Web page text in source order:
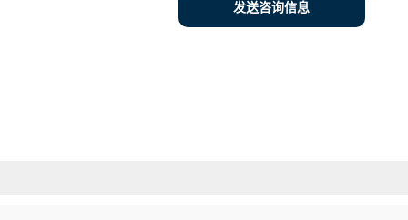
发送咨询信息